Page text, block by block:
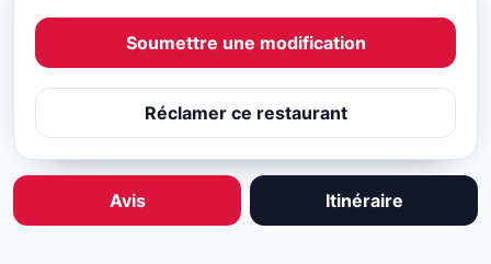
Soumettre une modification
Réclamer ce restaurant
Avis Itinéraire